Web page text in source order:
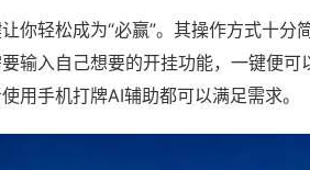
你轻松成为“必赢”。其操作方式十
输入自己想要的开挂功能，一键便
用手机打牌AI辅助都可以满足需求。